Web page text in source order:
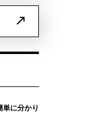
単に分かり